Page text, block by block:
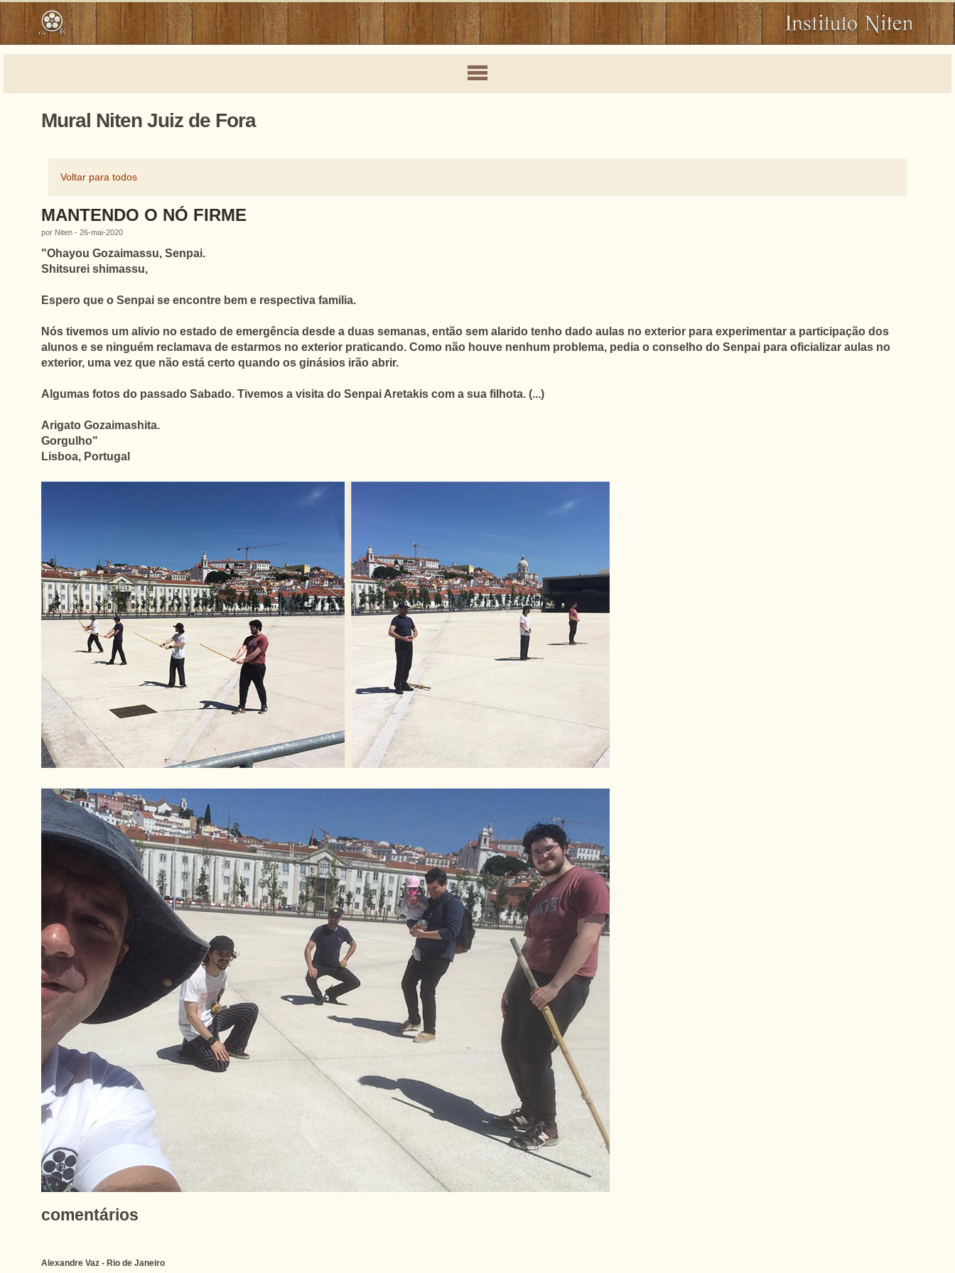
Mural Niten Juiz de Fora
Voltar para todos
MANTENDO O NÓ FIRME
por Niten - 26-mai-2020
"Ohayou Gozaimassu, Senpai.
Shitsurei shimassu,
Espero que o Senpai se encontre bem e respectiva familia.
Nós tivemos um alivio no estado de emergência desde a duas semanas, então sem alarido tenho dado aulas no exterior para experimentar a participação dos
alunose se ninguém reclamava de estarmos no exterior praticando. Como não houve nenhum problema, pedia o conselho do Senpai para oficializar aulas no
exterior, uma vez que não está certo quando os ginásios irão abrir.
Algumas fotos do passado Sabado. Tivemos a visita do Senpai Aretakis com a sua filhota. (...)
Arigato Gozaimashita.
Gorgulho"
Lisboa, Portugal
comentários
Alexandre Vaz - Rio de Janeiro